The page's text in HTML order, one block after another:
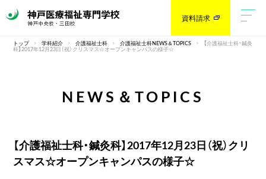
資料請求
トップ 学科紹介 介護福祉士科 介護福祉士科NEWS＆TOPICS 【介護福祉士科・鍼灸
科】2017年12月23日（祝）クリスマス☆オープンキャンパスの様子☆
NEWS＆TOPICS
【介護福祉士科・鍼灸科】2017年12月23日（祝）クリ
スマス☆オープンキャンパスの様子☆